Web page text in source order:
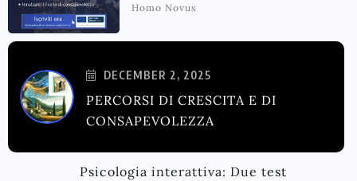
Homo Novus
DECEMBER 2, 2025
PERCORSI DI CRESCITA E DI
CONSAPEVOLEZZA
Psicologia interattiva: Due test